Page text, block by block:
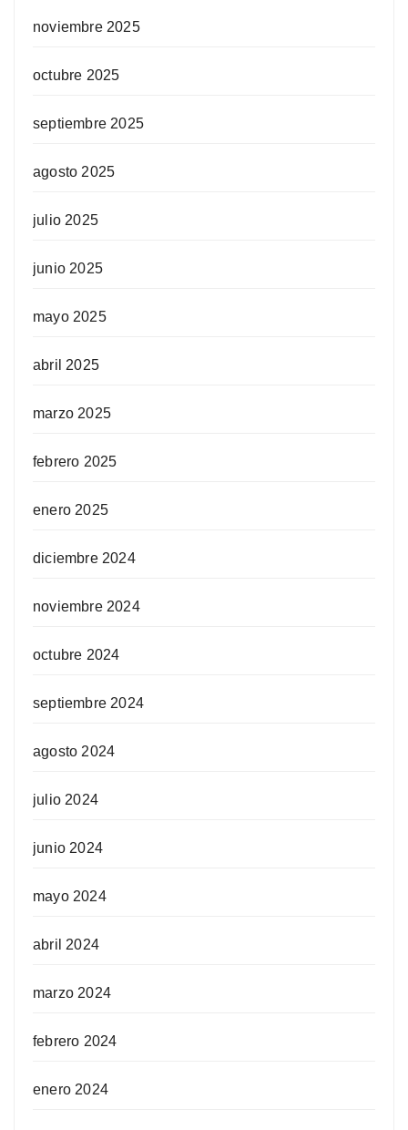
noviembre 2025
octubre 2025
septiembre 2025
agosto 2025
julio 2025
junio 2025
mayo 2025
abril 2025
marzo 2025
febrero 2025
enero 2025
diciembre 2024
noviembre 2024
octubre 2024
septiembre 2024
agosto 2024
julio 2024
junio 2024
mayo 2024
abril 2024
marzo 2024
febrero 2024
enero 2024